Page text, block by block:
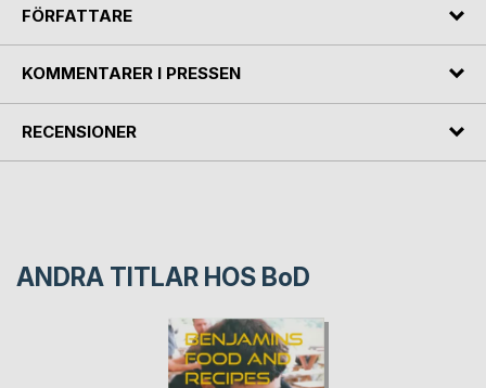
FÖRFATTARE
KOMMENTARER I PRESSEN
RECENSIONER
ANDRA TITLAR HOS BoD